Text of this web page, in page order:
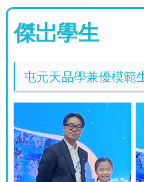
傑岀學生
屯元天品學兼優模範